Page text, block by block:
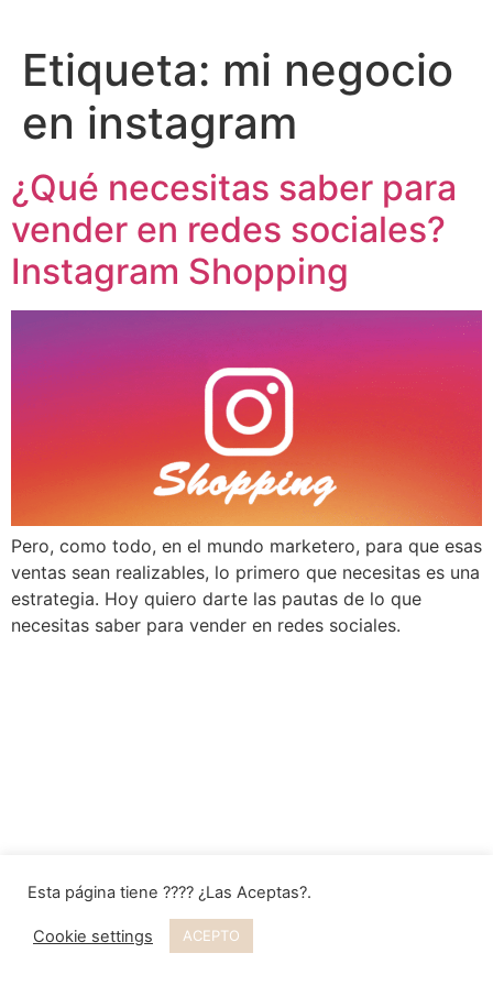
Etiqueta: mi negocio
en instagram
¿Qué necesitas saber para
vender en redes sociales?
Instagram Shopping
Pero, como todo, en el mundo marketero, para que esas
ventas sean realizables, lo primero que necesitas es una
estrategia. Hoy quiero darte las pautas de lo que
necesitas saber para vender en redes sociales.
Esta página tiene ???? ¿Las Aceptas?.
Cookie settings ACEPTO